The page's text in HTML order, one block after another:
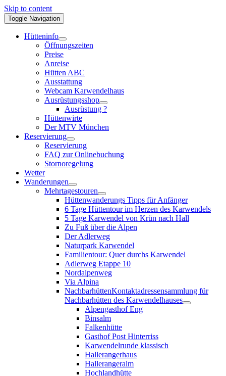
Skip to content
Toggle Navigation
Hütteninfo
Öffnungszeiten
Preise
Anreise
Hütten ABC
Ausstattung
Webcam Karwendelhaus
Ausrüstungsshop
Ausrüstung ?
Hüttenwirte
Der MTV München
Reservierung
Reservierung
FAQ zur Onlinebuchung
Stornoregelung
Wetter
Wanderungen
Mehrtagestouren
Hüttenwanderungs Tipps für Anfänger
6 Tage Hüttentour im Herzen des Karwendels
5 Tage Karwendel von Krün nach Hall
Zu Fuß über die Alpen
Der Adlerweg
Naturpark Karwendel
Familientour: Quer durchs Karwendel
Adlerweg Etappe 10
Nordalpenweg
Via Alpina
NachbarhüttenKontaktadressensammlung für
Nachbarhütten des Karwendelhauses
Alpengasthof Eng
Binsalm
Falkenhütte
Gasthof Post Hinterriss
Karwendelrunde klassisch
Hallerangerhaus
Hallerangeralm
Hochlandhütte